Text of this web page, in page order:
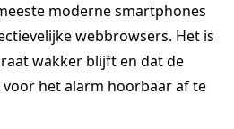
moderne smartphones
webbrowsers. Het is
wakker blijft en dat de
het alarm hoorbaar af te